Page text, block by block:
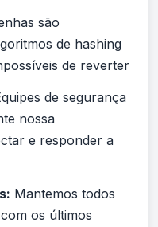
são
de hashing
de reverter
de segurança
nossa
e responder a
Mantemos todos
os últimos